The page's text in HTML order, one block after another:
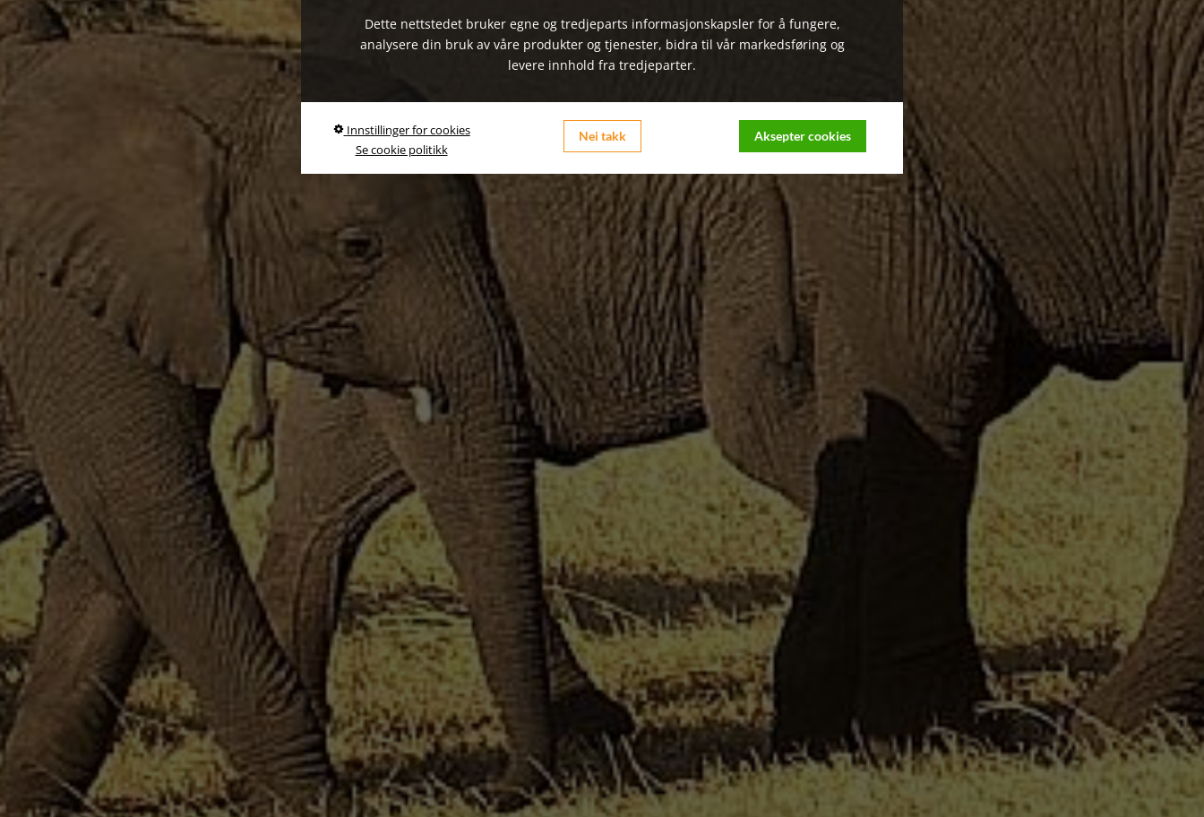
Dette nettstedet bruker egne og tredjeparts informasjonskapsler for å fungere,
analysere din bruk av våre produkter og tjenester, bidra til vår markedsføring og
levere innhold fra tredjeparter.
Innstillinger for cookies
Se cookie politikk
Nei takk Aksepter cookies